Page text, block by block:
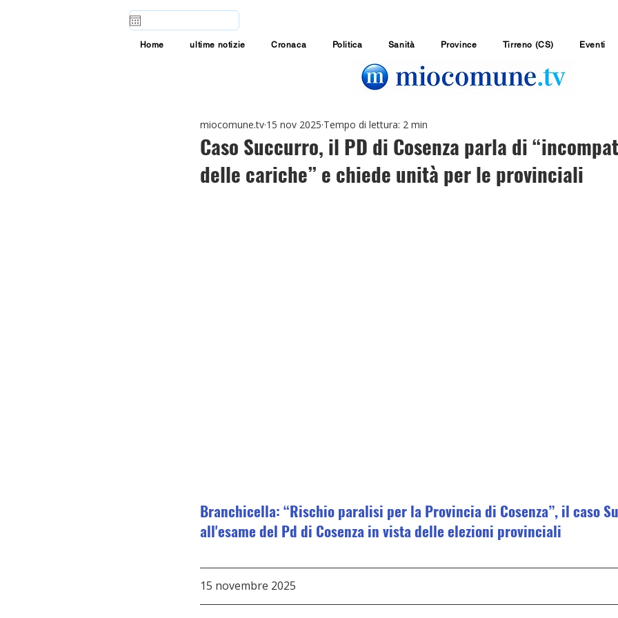
Home ultime notizie Cronaca Politica Sanità Province Tirreno (CS) Eventi
Caso Succurro, il PD di Cosenza parla di
delle cariche” e chiede unità per le provinciali
miocomune.tv 15 nov 2025 Tempo di lettura: 2 min
Branchicella: “Rischio paralisi per la Provincia di Cosenza”, il caso
all'esame del Pd di Cosenza in vista delle elezioni provinciali
15 novembre 2025